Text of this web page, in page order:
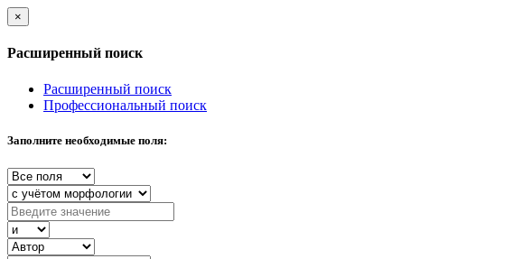
×
Расширенный поиск
Расширенный поиск
Профессиональный поиск
Заполните необходимые поля: